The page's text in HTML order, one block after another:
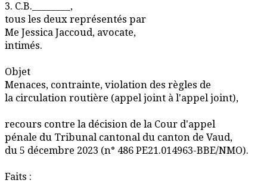
3. C.B.________,
tous les deux représentés par
Me Jessica Jaccoud, avocate,
intimés.
Objet
Menaces, contrainte, violation des règles de
la circulation routière (appel joint à l'appel joint),
recours contre la décision de la Cour d'appel
pénale du Tribunal cantonal du canton de Vaud,
du 5 décembre 2023 (n° 486 PE21.014963-BBE/NMO).
Faits :